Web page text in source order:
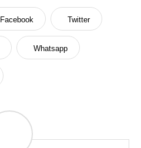
Facebook Twitter
Whatsapp